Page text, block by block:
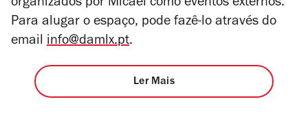
organizados por Micael como eventos externos.
Para alugar o espaço, pode fazê-lo através do
email info@damlx.pt.
Ler Mais